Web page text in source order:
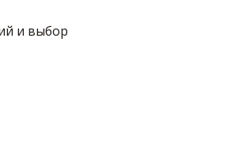
и выбор